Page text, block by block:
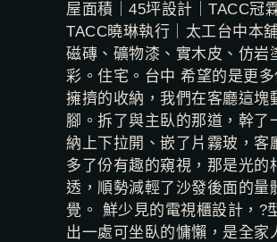
屋面積｜45坪設計｜TACC冠
TACC曉琳執行｜太工台中本舖
磁磚、礦物漆、實木皮、仿岩
彩。住宅。台中 希望的是更多
擁擠的收納，我們在客廳這塊
腳。拆了與主臥的那道，幹了
納上下拉開、嵌了片霧玻，客
多了份有趣的窺視，那是光的
透，順勢減輕了沙發後面的量
覺。 鮮少見的電視櫃設計，?
出一處可坐臥的慵懶，是全家